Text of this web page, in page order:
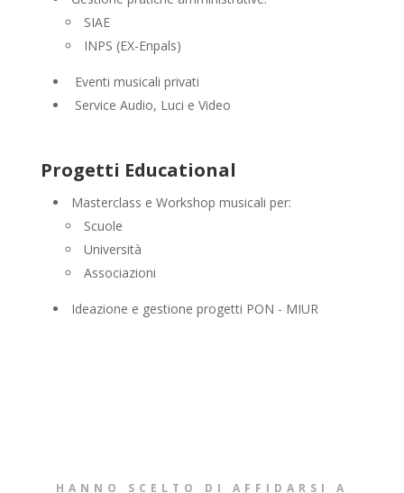
SIAE
INPS (EX-Enpals)
Eventi musicali privati
Service Audio, Luci e Video
Progetti Educational
Masterclass e Workshop musicali per:
Scuole
Università
Associazioni
Ideazione e gestione progetti PON - MIUR
HANNO SCELTO DI AFFIDARSI A